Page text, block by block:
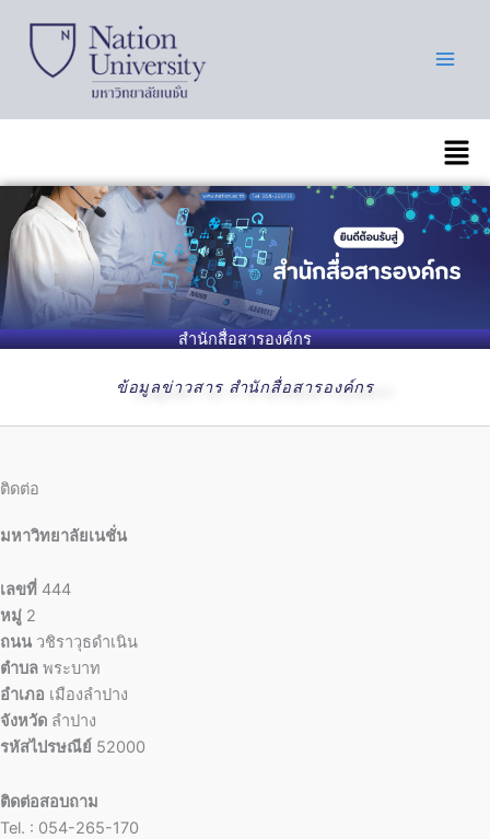
content
เมนู
สำนักสื่อสารองค์กร
ข้อมูลข่าวสาร สำนักสื่อสารองค์กร
ติดต่อ
มหาวิทยาลัยเนชั่น
เลขที่ 444
หมู่ 2
ถนน วชิราวุธดำเนิน
ตำบล พระบาท
อำเภอ เมืองลำปาง
จังหวัด ลำปาง
รหัสไปรษณีย์ 52000
ติดต่อสอบถาม
Tel. : 054-265-170